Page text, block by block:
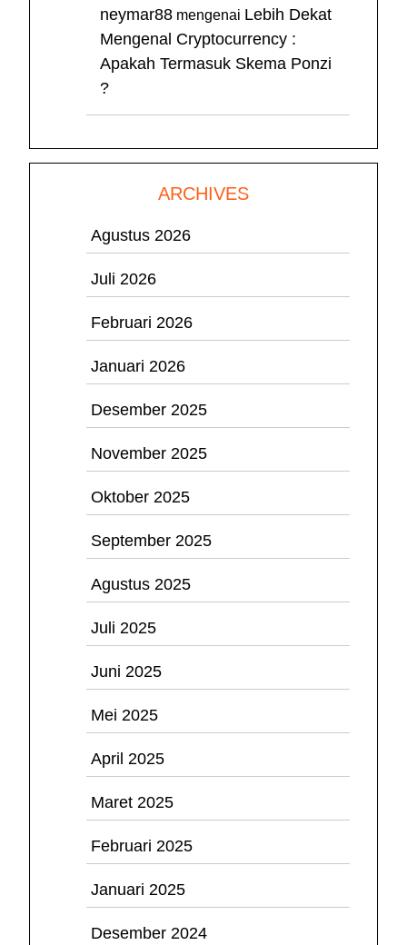
neymar88 mengenai Lebih Dekat
Mengenal Cryptocurrency :
Apakah Termasuk Skema Ponzi
?
ARCHIVES
Agustus 2026
Juli 2026
Februari 2026
Januari 2026
Desember 2025
November 2025
Oktober 2025
September 2025
Agustus 2025
Juli 2025
Juni 2025
Mei 2025
April 2025
Maret 2025
Februari 2025
Januari 2025
Desember 2024